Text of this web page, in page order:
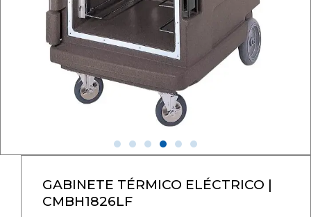
GABINETE TÉRMICO ELÉCTRICO |
CMBH1826LF